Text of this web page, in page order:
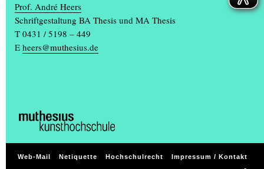
Prof. André Heers
Schriftgestaltung BA Thesis und MA Thesis
T 0431 / 5198 – 449
E heers@muthesius.de
Web-Mail Netiquette Hochschulrecht Impressum / Kontakt